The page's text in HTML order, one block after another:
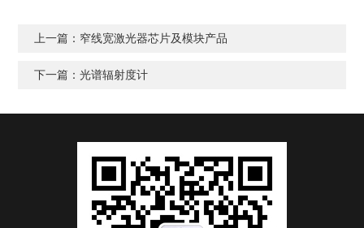
上一篇： 窄线宽激光器芯片及模块产品
下一篇：光谱辐射度计